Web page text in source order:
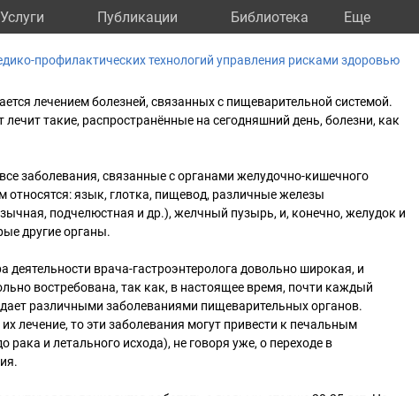
Услуги Публикации Библиотека Eще
профилактических технологий управления рисками здоровью
лечением болезней, связанных с пищеварительной системой.
лечит такие, распространённые на сегодняшний день, болезни, как
заболевания, связанные с органами желудочно-кишечного
относятся: язык, глотка, пищевод, различные железы
подчелюстная и др.), желчный пузырь, и, конечно, желудок и
другие органы.
деятельности врача-гастроэнтеролога довольно широкая, и
востребована, так как, в настоящее время, почти каждый
различными заболеваниями пищеварительных органов.
лечение, то эти заболевания могут привести к печальным
рака и летального исхода), не говоря уже, о переходе в